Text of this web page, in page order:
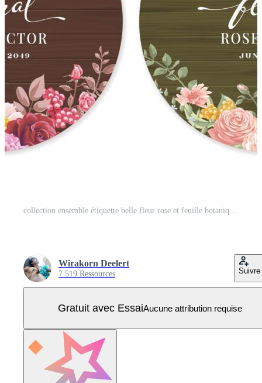
collection ensemble étiquette belle fleur rose et feuille botanique illustration peinte numériquement pour l'amour mariage saint valentin ou arrangement invitation conception carte de voeux Vecteur Pro
Wirakorn Deelert
7 519 Ressources Suivre
Gratuit avec EssaiAucune attribution requise